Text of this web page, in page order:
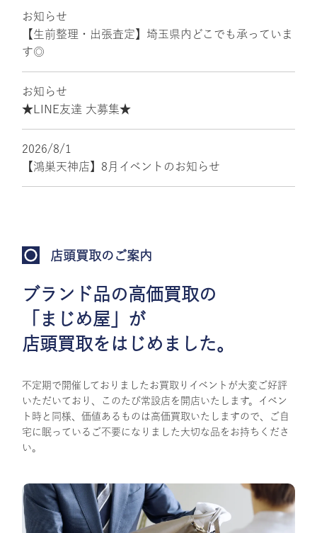
お知らせ
【生前整理・出張査定】埼玉県内どこでも承っていま
す◎
お知らせ
★LINE友達 大募集★
2026/8/1
【鴻巣天神店】8月イベントのお知らせ
店頭買取のご案内
ブランド品の高価買取の
「まじめ屋」が
店頭買取をはじめました。
不定期で開催しておりましたお買取りイベントが大変ご好評
いただいており、このたび常設店を開店いたします。イベン
ト時と同様、価値あるものは高価買取いたしますので、ご自
宅に眠っているご不要になりました大切な品をお持ちくださ
い。